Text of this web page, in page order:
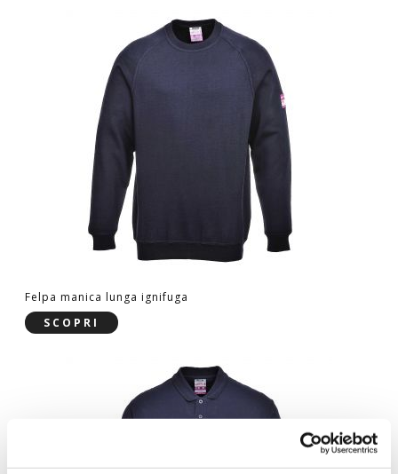
Felpa manica lunga ignifuga
SCOPRI